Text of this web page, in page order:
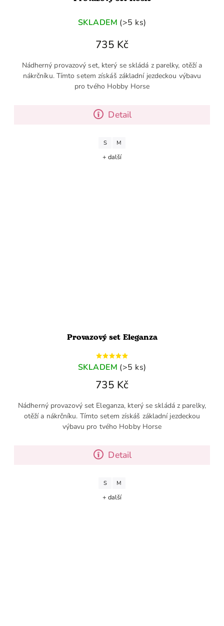
SKLADEM (>5 ks)
735 Kč
Detail
Nádherný provazový set, který se skládá z parelky, otěží a
nákrčníku. Tímto setem získáš základní jezdeckou výbavu
pro tvého Hobby Horse
S M
+ další
Provazový set Eleganza
SKLADEM (>5 ks)
735 Kč
Detail
Nádherný provazový set Eleganza, který se skládá z parelky,
otěží a nákrčníku. Tímto setem získáš základní jezdeckou
výbavu pro tvého Hobby Horse
S M
+ další